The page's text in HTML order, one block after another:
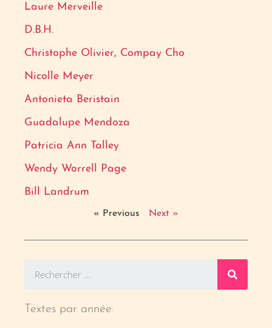
Laure Merveille
D.B.H.
Christophe Olivier, Compay Cho
Nicolle Meyer
Antonieta Beristain
Guadalupe Mendoza
Patricia Ann Talley
Wendy Worrell Page
Bill Landrum
« Previous Next »
Textes par année: